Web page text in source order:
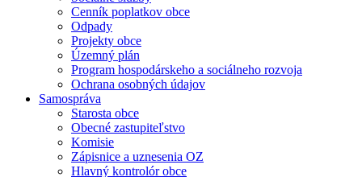
Cenník poplatkov obce
Odpady
Projekty obce
Územný plán
Program hospodárskeho a sociálneho rozvoja
Ochrana osobných údajov
Samospráva
Starosta obce
Obecné zastupiteľstvo
Komisie
Zápisnice a uznesenia OZ
Hlavný kontrolór obce